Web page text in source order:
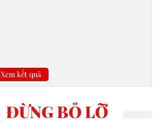
Xem kết quả
ĐỪNG BỎ LỠ